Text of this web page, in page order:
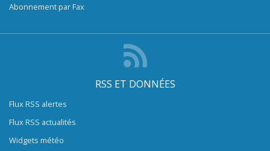
Abonnement par Fax
RSS ET DONNÉES
Flux RSS alertes
Flux RSS actualités
Widgets météo